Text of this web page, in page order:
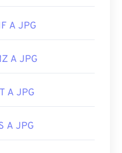
A JPG
A JPG
A JPG
A JPG